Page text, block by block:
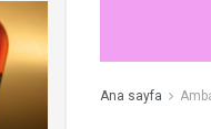
Ana sayfa